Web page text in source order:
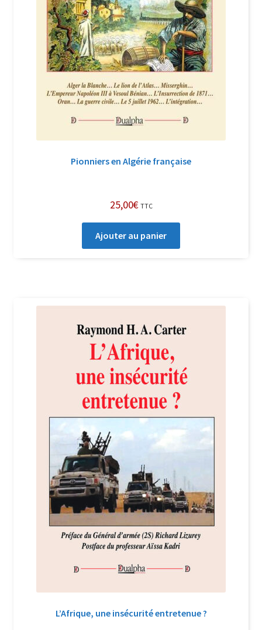
Pionniers en Algérie française
25,00€ TTC
Ajouter au panier
L’Afrique, une insécurité entretenue ?